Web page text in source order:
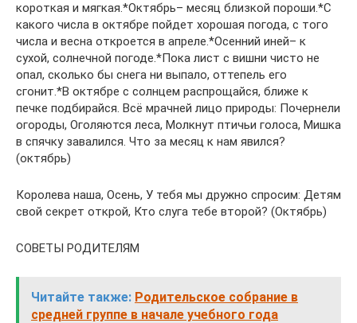
короткая и мягкая.*Октябрь– месяц близкой пороши.*С
какого числа в октябре пойдет хорошая погода, с того
числа и весна откроется в апреле.*Осенний иней– к
сухой, солнечной погоде.*Пока лист с вишни чисто не
опал, сколько бы снега ни выпало, оттепель его
сгонит.*В октябре с солнцем распрощайся, ближе к
печке подбирайся. Всё мрачней лицо природы: Почернели
огороды, Оголяются леса, Молкнут птичьи голоса, Мишка
в спячку завалился. Что за месяц к нам явился?
(октябрь)
Королева наша, Осень, У тебя мы дружно спросим: Детям
свой секрет открой, Кто слуга тебе второй? (Октябрь)
СОВЕТЫ РОДИТЕЛЯМ
Читайте также: Родительское собрание в
средней группе в начале учебного года